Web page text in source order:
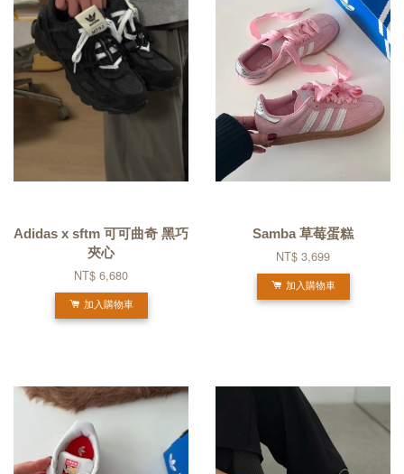
Adidas x sftm 可可曲奇 黑巧
夾心
NT$ 6,680
加入購物車
Samba 草莓蛋糕
NT$ 3,699
加入購物車